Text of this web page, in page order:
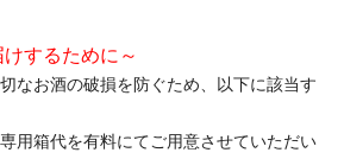
するために～
なお酒の破損を防ぐため、以下に該当す
用箱代を有料にてご用意させていただい